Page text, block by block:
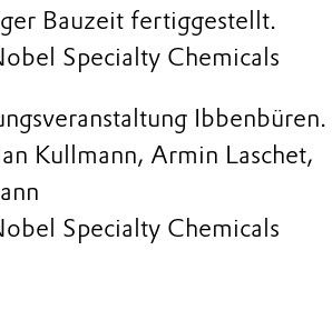
Bauzeit fertiggestellt.
Specialty Chemicals
Ibbenbüren.
Kullmann, Armin Laschet,
Specialty Chemicals